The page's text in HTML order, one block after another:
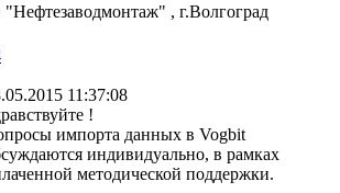
, г.Волгоград
11:37:08
!
импорта данных в Vogbit
индивидуально, в рамках
методической поддержки.